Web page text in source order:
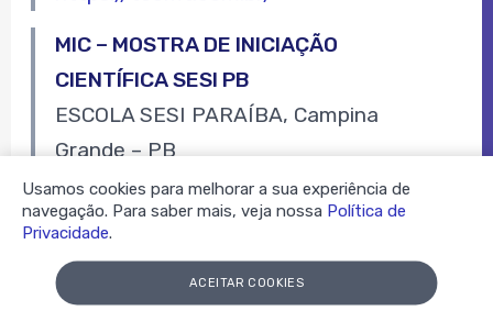
MIC – MOSTRA DE INICIAÇÃO
CIENTÍFICA SESI PB
ESCOLA SESI PARAÍBA, Campina
Grande – PB
http://escolasesipb.com.br/projeto-mic
MOBIPE – MOSTRA BRASILEIRA DE
INOVAÇÃO, PESQUISA CIENTÍFICA E
EMPREENDEDORISMO
Usamos cookies para melhorar a sua experiência de
navegação. Para saber mais, veja nossa Política de
Privacidade.
ACEITAR COOKIES